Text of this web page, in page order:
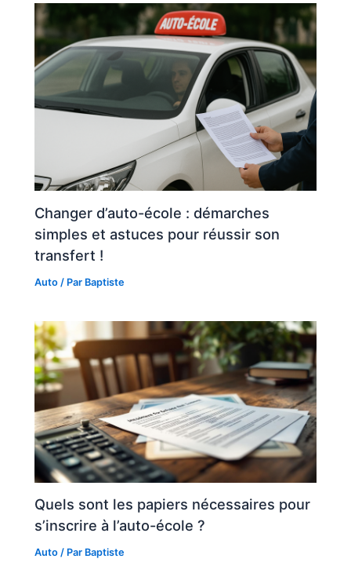
Changer d’auto-école : démarches
simples et astuces pour réussir son
transfert !
Auto / Par Baptiste
Quels sont les papiers nécessaires pour
s’inscrire à l’auto-école ?
Auto / Par Baptiste